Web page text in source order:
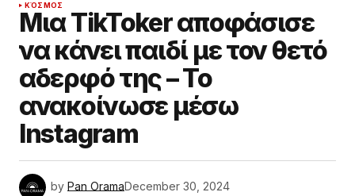
ΚΌΣΜΟΣ
Μια TikToker αποφάσισε
να κάνει παιδί με τον θετό
αδερφό της – Το
ανακοίνωσε μέσω
Instagram
by Pan OramaDecember 30, 2024